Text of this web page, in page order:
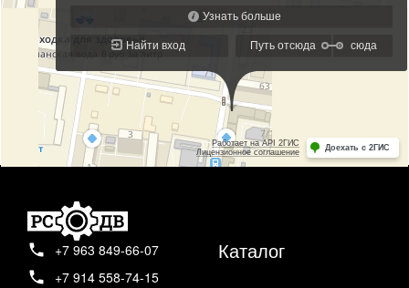
+7 963 849-66-07
+7 914 558-74-15
Каталог